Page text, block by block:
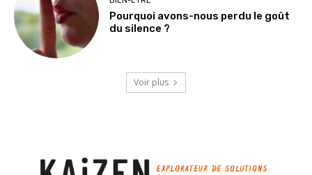
Pourquoi avons-nous perdu le goût
du silence ?
Voir plus